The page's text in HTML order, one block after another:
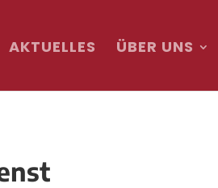
AKTUELLES ÜBER UNS